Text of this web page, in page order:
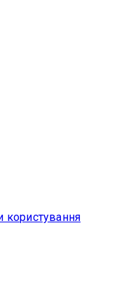
користування